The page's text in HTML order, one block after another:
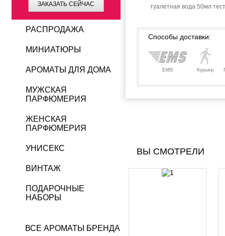
туалетная вода 50мл
Способы доставки:
EMS Курьер
ВЫ СМОТРЕЛИ
ЗАКАЗАТЬ СЕЙЧАС
РАСПРОДАЖА
МИНИАТЮРЫ
АРОМАТЫ ДЛЯ ДОМА
МУЖСКАЯ
ПАРФЮМЕРИЯ
ЖЕНСКАЯ
ПАРФЮМЕРИЯ
УНИСЕКС
ВИНТАЖ
ПОДАРОЧНЫЕ
НАБОРЫ
ВСЕ АРОМАТЫ БРЕНДА